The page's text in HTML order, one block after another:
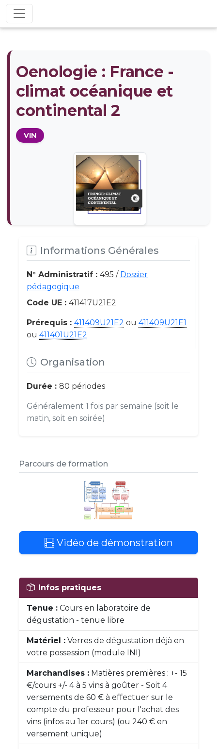
Oenologie : France -
climat océanique et
continental 2
VIN
Informations Générales
N° Administratif : 495 / Dossier
pédagogique
Code UE : 411417U21E2
Prérequis : 411409U21E2 ou 411409U21E1
ou 411401U21E2
Organisation
Durée : 80 périodes
Généralement 1 fois par semaine (soit le
matin, soit en soirée)
Parcours de formation
Vidéo de démonstration
Infos pratiques
Tenue : Cours en laboratoire de
dégustation - tenue libre
Matériel : Verres de dégustation déjà en
votre possession (module INI)
Marchandises : Matières premières : +- 15
€/cours +/- 4 à 5 vins à goûter - Soit 4
versements de 60 € à effectuer sur le
compte du professeur pour l'achat des
vins (infos au 1er cours) (ou 240 € en
versement unique)